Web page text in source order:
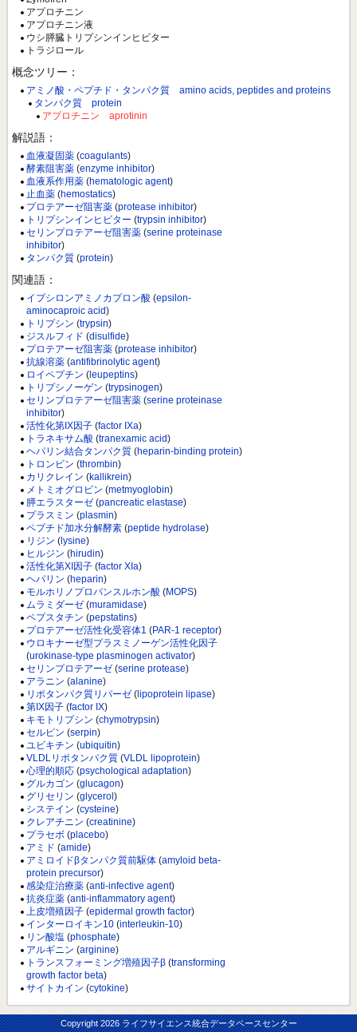
アプロチニン
アプロチニン液
ウシ膵臓トリプシンインヒビター
トラジロール
概念ツリー：
アミノ酸・ペプチド・タンパク質 amino acids, peptides and proteins
タンパク質 protein
アプロチニン aprotinin
解説語：
血液凝固薬 (coagulants)
酵素阻害薬 (enzyme inhibitor)
血液系作用薬 (hematologic agent)
止血薬 (hemostatics)
プロテアーゼ阻害薬 (protease inhibitor)
トリプシンインヒビター (trypsin inhibitor)
セリンプロテアーゼ阻害薬 (serine proteinase
inhibitor)
タンパク質 (protein)
関連語：
イプシロンアミノカプロン酸 (epsilon-
aminocaproic acid)
トリプシン (trypsin)
ジスルフィド (disulfide)
プロテアーゼ阻害薬 (protease inhibitor)
抗線溶薬 (antifibrinolytic agent)
ロイペプチン ( leupeptins)
トリプシノーゲン (trypsinogen)
セリンプロテアーゼ阻害薬 (serine proteinase
inhibitor)
活性化第IX因子 (factor IXa)
トラネキサム酸 (tranexamic acid)
ヘパリン結合タンパク質 (heparin-binding protein)
トロンビン (thrombin)
カリクレイン (kallikrein)
メトミオグロビン (metmyoglobin)
膵エラスターゼ (pancreatic elastase)
プラスミン (plasmin)
ペプチド加水分解酵素 (peptide hydrolase)
リジン ( lysine)
ヒルジン (hirudin)
活性化第XI因子 (factor XIa)
ヘパリン (heparin)
モルホリノプロパンスルホン酸 (MOPS)
ムラミダーゼ (muramidase)
ペプスタチン (pepstatins)
プロテアーゼ活性化受容体1 (PAR-1 receptor)
ウロキナーゼ型プラスミノーゲン活性化因子
(urokinase-type plasminogen activator)
セリンプロテアーゼ (serine protease)
アラニン (alanine)
リポタンパク質リパーゼ ( lipoprotein lipase)
第IX因子 (factor IX)
キモトリプシン (chymotrypsin)
セルピン (serpin)
ユビキチン (ubiquitin)
VLDLリポタンパク質 (VLDL lipoprotein)
心理的順応 (psychological adaptation)
グルカゴン (glucagon)
グリセリン (glycerol )
システイン (cysteine)
クレアチニン (creatinine)
プラセボ (placebo)
アミド (amide)
アミロイドβタンパク質前駆体 (amyloid beta-
protein precursor)
感染症治療薬 (anti-infective agent)
抗炎症薬 (anti-inflammatory agent)
上皮増殖因子 (epidermal growth factor)
インターロイキン10 (interleukin-10)
リン酸塩 (phosphate)
アルギニン (arginine)
トランスフォーミング増殖因子β (transforming
growth factor beta)
サイトカイン (cytokine)
Copyright2026 ライフサイエンス統合データベースセンター